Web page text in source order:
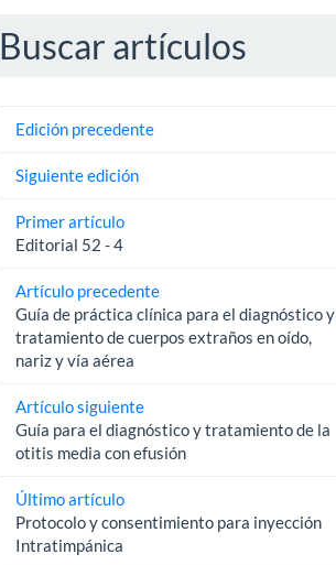
Buscar artículos
Edición precedente
Siguiente edición
Primer artículo
Editorial 52 - 4
Artículo precedente
Guía de práctica clínica para el diagnóstico y
tratamiento de cuerpos extraños en oído,
nariz y vía aérea
Artículo siguiente
Guía para el diagnóstico y tratamiento de la
otitis media con efusión
Último artículo
Protocolo y consentimiento para inyección
Intratimpánica